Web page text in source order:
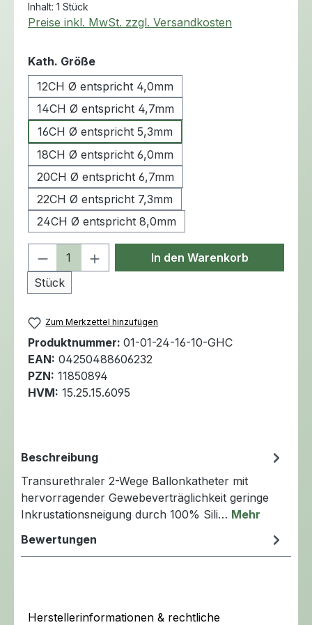
Inhalt: 1 Stück
Preise inkl. MwSt. zzgl. Versandkosten
Kath. Größeauswählen
12CH Ø entspricht 4,0mm
14CH Ø entspricht 4,7mm
16CH Ø entspricht 5,3mm
18CH Ø entspricht 6,0mm
20CH Ø entspricht 6,7mm
22CH Ø entspricht 7,3mm
24CH Ø entspricht 8,0mm
Produkt Anzahl: Gib den
Stück
In den Warenkorb
Zum Merkzettel hinzufügen
Produktnummer: 01-01-24-16-10-GHC
EAN: 04250488606232
PZN: 11850894
HVM: 15.25.15.6095
Beschreibung
Transurethraler 2-Wege Ballonkatheter mit
hervorragender Gewebeverträglichkeit geringe
Inkrustationsneigung durch 100% Sili… Mehr
Bewertungen
Herstellerinformationen & rechtliche